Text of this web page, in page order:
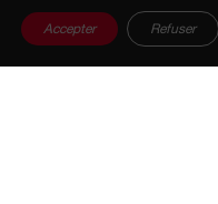
Accepter Refuser